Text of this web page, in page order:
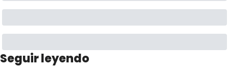
Seguir leyendo